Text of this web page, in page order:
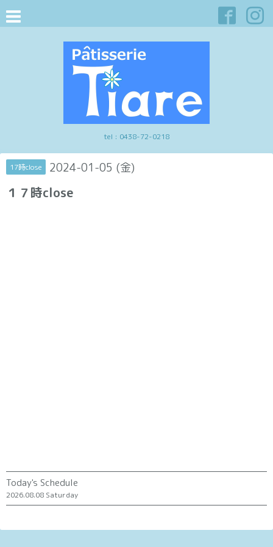
tel : 0438-72-0218
17時close 2024-01-05 (金)
１７時close
Today's Schedule
2026.08.08 Saturday